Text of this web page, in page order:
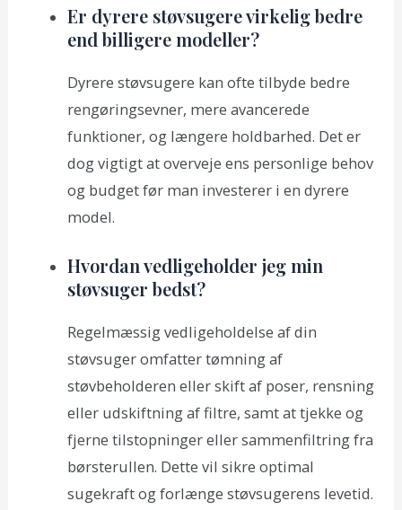
Er dyrere støvsugere virkelig bedre
end billigere modeller?
Dyrere støvsugere kan ofte tilbyde bedre
rengøringsevner, mere avancerede
funktioner, og længere holdbarhed. Det er
dog vigtigt at overveje ens personlige behov
og budget før man investerer i en dyrere
model.
Hvordan vedligeholder jeg min
støvsuger bedst?
Regelmæssig vedligeholdelse af din
støvsuger omfatter tømning af
støvbeholderen eller skift af poser, rensning
eller udskiftning af filtre, samt at tjekke og
fjerne tilstopninger eller sammenfiltring fra
børsterullen. Dette vil sikre optimal
sugekraft og forlænge støvsugerens levetid.